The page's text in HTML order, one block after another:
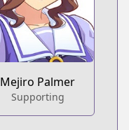
Mejiro Palmer
Supporting